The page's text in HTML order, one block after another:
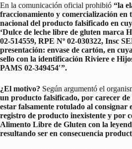
En la comunicación oficial prohibió “la
fraccionamiento y comercialización en
nacional del producto falsificado en
‘Dulce de leche libre de gluten marca
02-514559, RPE Nº 02-030322, Insc
presentación: envase de cartón, en
sello con la identificación Riviere e
PAMS 02-349454′”.
¿El motivo? Según argumentó el
un producto falsificado, por carecer
estar falsamente rotulado al consignar
registro de producto inexistente y por
Alimento Libre de Gluten con la
resultando ser en consecuencia